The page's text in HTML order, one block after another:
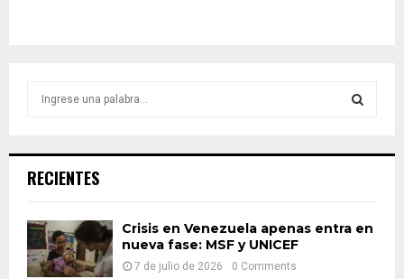
h
o
:
RECIENTES
Crisis en Venezuela apenas entra en
nueva fase: MSF y UNICEF
7 de julio de 2026 0 Comments